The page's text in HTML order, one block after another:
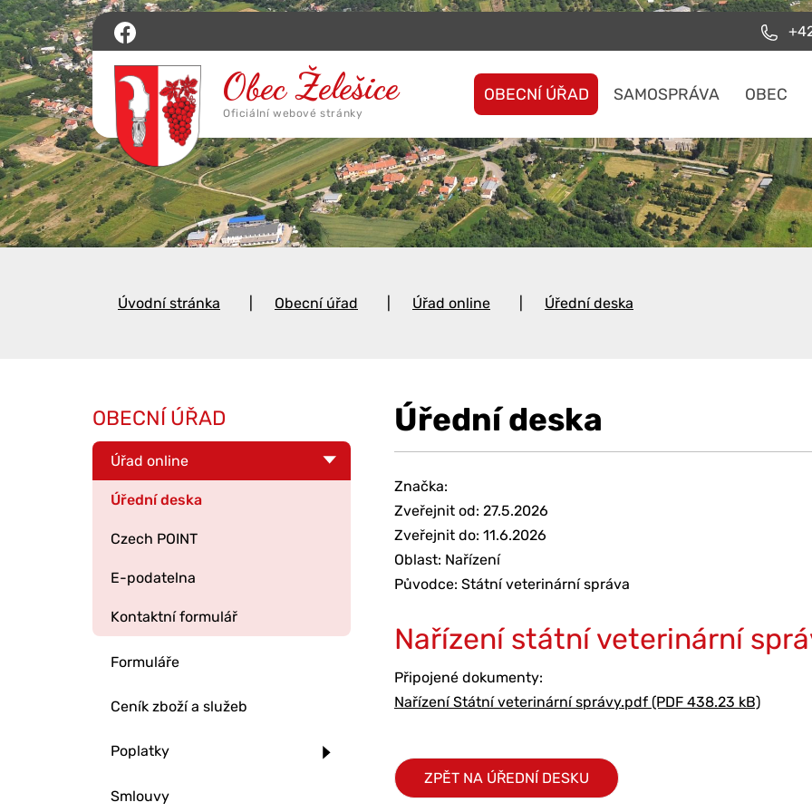
OBECNÍ ÚŘAD SAMOSPRÁVA OBEC
Úvodní stránka Obecní úřad Úřad online Úřední deska
Úřední deska
Značka:
Zveřejnit od: 27.5.2026
Zveřejnit do: 11.6.2026
Oblast: Nařízení
Původce: Státní veterinární správa
Nařízení státní veterinární
Připojené dokumenty:
Nařízení Státní veterinární správy.pdf (PDF 438.23 kB)
ZPĚT NA ÚŘEDNÍ DESKU
OBECNÍ ÚŘAD
Úřad online
Úřední deska
Czech POINT
E-podatelna
Kontaktní formulář
Formuláře
Ceník zboží a služeb
Poplatky
Smlouvy